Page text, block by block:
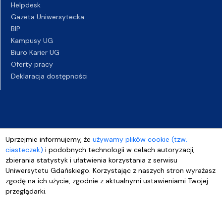
Uprzejmie informujemy, żeużywamy plików cookie (tzw.
ciasteczek) i podobnych technologii w celach autoryzacji,
zbierania statystyk i ułatwienia korzystania z serwisu
Uniwersytetu Gdańskiego. Korzystając z naszych stron wyrażasz
zgodę na ich użycie, zgodnie z aktualnymi ustawieniami Twojej
przeglądarki.
Helpdesk
Gazeta Uniwersytecka
BIP
Kampusy UG
Biuro Karier UG
Oferty pracy
Deklaracja dostępności